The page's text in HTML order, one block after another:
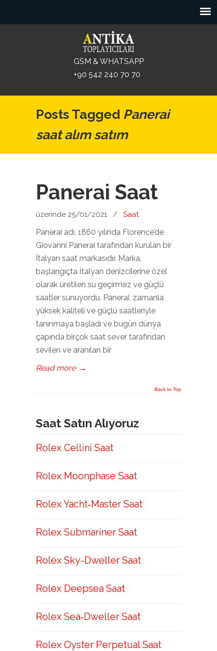
GSM & WHATSAPP
+90 542 240 70 70
Posts Tagged Panerai
saat alım satım
Panerai Saat
üzerinde 25/01/2021 / Saat
Panerai adı, 1860 yılında Florence’de
Giovanni Panerai tarafından kurulan bir
İtalyan saat markasıdır. Marka,
başlangıçta İtalyan denizcilerine özel
olarak üretilen su geçirmez ve güçlü
saatler sunuyordu. Panerai, zamanla
yüksek kaliteli ve güçlü saatleriyle
tanınmaya başladı ve bugün dünya
çapında birçok saat sever tarafından
sevilen ve aranılan bir
Read more →
Back to Top
Saat Satın Alıyoruz
Rolex Cellini Saat
Rolex Moonphase Saat
Rolex Yacht‑Master Saat
Rolex Submariner Saat
Rolex Sky-Dweller Saat
Rolex Deepsea Saat
Rolex Sea‑Dweller Saat
Rolex Oyster Perpetual Saat